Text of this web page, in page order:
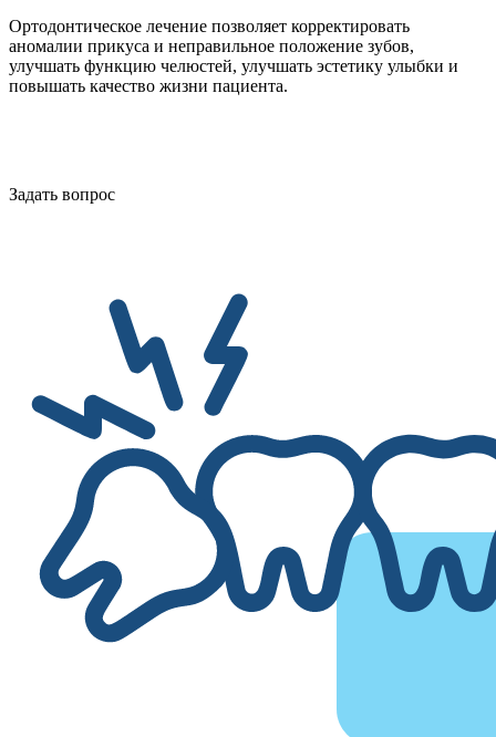
Ортодонтическое лечение позволяет корректировать
аномалии прикуса и неправильное положение зубов,
улучшать функцию челюстей, улучшать эстетику улыбки и
повышать качество жизни пациента.
Задать вопрос